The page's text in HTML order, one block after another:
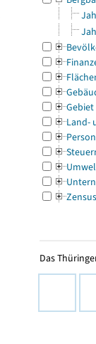
Gebiet
Land-
Zensus
Das